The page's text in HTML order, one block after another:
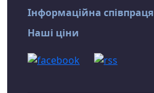
Інформаційна співпраця
Наші ціни